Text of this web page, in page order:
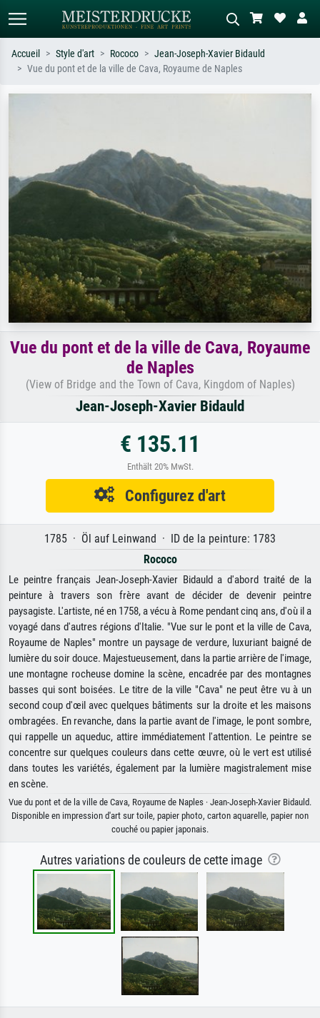
Accueil Style d'art Rococo
Jean-Joseph-Xavier Bidauld
Vue du pont et de la ville de Cava, Royaume de Naples
Vue du pont et de la ville de Cava, Royaume
de Naples
(View of Bridge and the Town of Cava, Kingdom of Naples)
Jean-Joseph-Xavier Bidauld
€ 135.11
Enthält 20% MwSt.
Configurez d'art
1785 · Öl auf Leinwand · ID de la peinture: 1783
Rococo
Le peintre français Jean-Joseph-Xavier Bidauld a d'abord traité de la
peinture à travers son frère avant de décider de devenir peintre
paysagiste. L'artiste, né en 1758, a vécu à Rome pendant cinq ans, d'où il a
voyagé dans d'autres régions d'Italie. "Vue sur le pont et la ville de Cava,
Royaume de Naples" montre un paysage de verdure, luxuriant baigné de
lumière du soir douce. Majestueusement, dans la partie arrière de l'image,
une montagne rocheuse domine la scène, encadrée par des montagnes
basses qui sont boisées. Le titre de la ville "Cava" ne peut être vu à un
second coup d'œil avec quelques bâtiments sur la droite et les maisons
ombragées. En revanche, dans la partie avant de l'image, le pont sombre,
qui rappelle un aqueduc, attire immédiatement l'attention. Le peintre se
concentre sur quelques couleurs dans cette œuvre, où le vert est utilisé
dans toutes les variétés, également par la lumière magistralement mise
en scène.
Vue du pont et de la ville de Cava, Royaume de Naples · Jean-Joseph-Xavier Bidauld.
Disponible en impression d'art sur toile, papier photo, carton aquarelle, papier non
couché ou papier japonais.
Autres variations de couleurs de cette image